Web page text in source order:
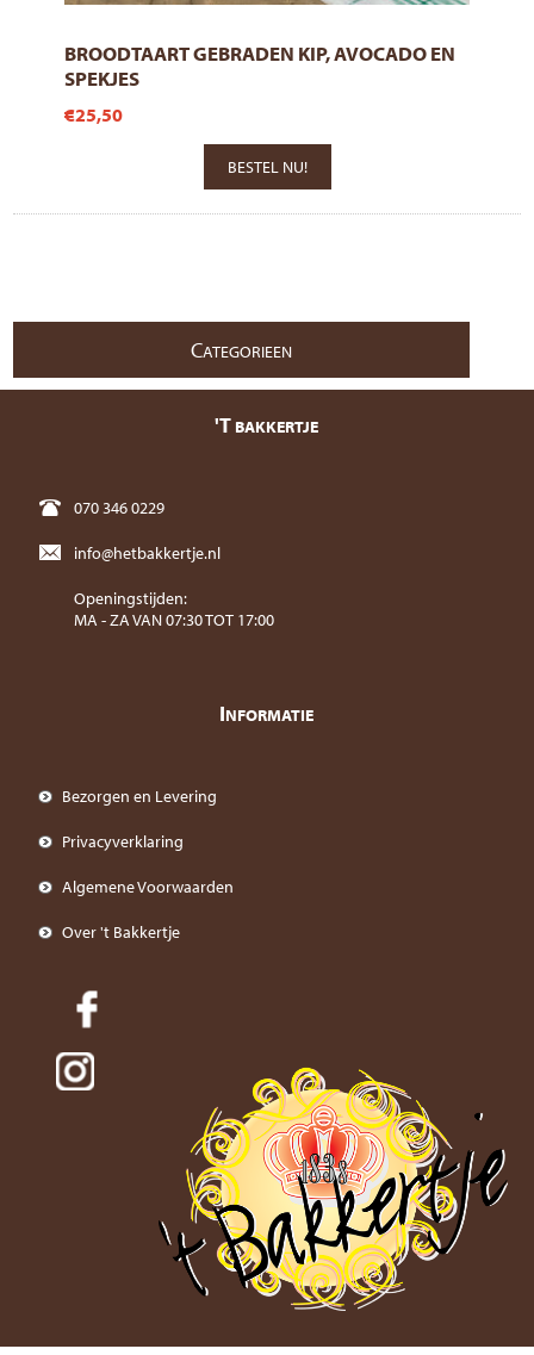
BROODTAART GEBRADEN KIP, AVOCADO EN
SPEKJES
€25,50
CATEGORIEEN
'T BAKKERTJE
070 346 0229
info@hetbakkertje.nl
Openingstijden:
MA - ZA VAN 07:30 TOT 17:00
INFORMATIE
Bezorgen en Levering
Privacyverklaring
Algemene Voorwaarden
Over 't Bakkertje